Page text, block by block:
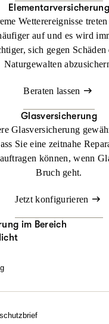
Elementarversicherung
Wetterereignisse
auf und es wird
sich gegen Schäden
Naturgewalten
Beraten lassen
Glasversicherung
Glasversicherung
Sie eine zeitnahe
können, wenn
Bruch geht.
Jetzt konfigurieren
im Bereich
mit der